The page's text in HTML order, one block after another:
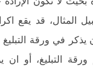
المثال، قد يقع
يذكر في ورقة
التبليغ، أو ان